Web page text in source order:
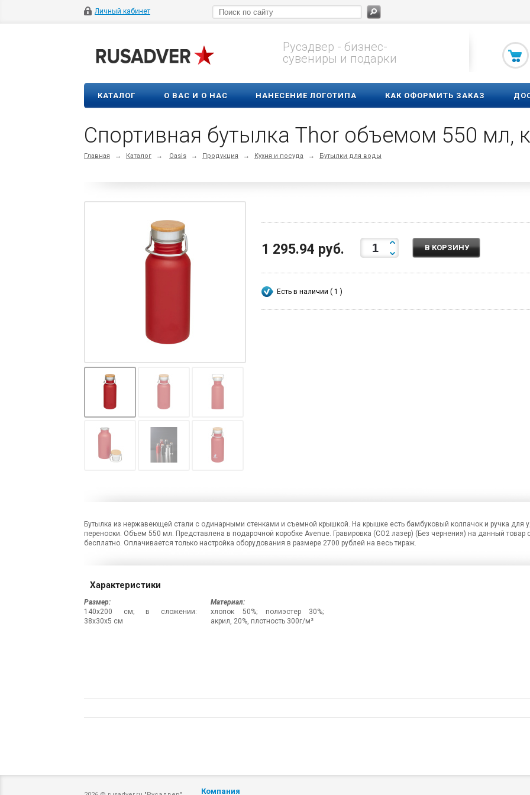
Личный кабинет
Русэдвер - бизнес-
сувениры и подарки
КАТАЛОГ О ВАС И О НАС НАНЕСЕНИЕ ЛОГОТИПА КАК ОФОРМИТЬ ЗАКАЗ
Спортивная бутылка Thor объемом 550 мл,
Главная → Каталог → Oasis → Продукция → Кухня и посуда → Бутылки для воды
1 295.94 руб. В КОРЗИНУ
Есть в наличии ( 1 )
Бутылка из нержавеющей стали с одинарными стенками и съемной крышкой. На крышке есть бамбуковый колпачок и ручка для
переноски. Объем 550 мл. Представлена в подарочной коробке Avenue. Гравировка (CO2 лазер) (Без чернения) на данный товар
бесплатно. Оплачивается только настройка оборудования в размере 2700 рублей на весь тираж.
Характеристики
Размер:
140х200 см; в сложении:
38x30x5 см
Материал:
хлопок 50%; полиэстер 30%;
акрил, 20%, плотность 300г/м²
Компания